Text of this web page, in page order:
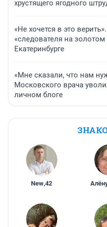
хрустящего ягодного
«Не хочется в это
«следователя на
Екатеринбурге
«Мне сказали, что нам
Московского врача
личном блоге
New,42